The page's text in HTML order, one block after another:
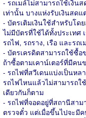
- รถเมล์ไม่สามารถใช้เงิน
เท่านั้น บางแห่งรับเงินสด
- บัตรเติมเงินใช้สำหรับโด
ไม่มีบัตรที่ใช้ได้ทั้งประเท
รถไฟ, รถราง, เรือ และรถ
- บัตรเครดิตสามารถใช้ซื้
ถ้าซื้อตามเคาน์เตอร์ที่มีคน
- รถไฟที่สวีเดนแบ่งเป็นห
รถไฟไหนแล้วไม่สามารถ
เดียวกันก็ตาม
- รถไฟที่จอดอยู่ที่สถานีสาม
ตรวจตั๋ว แต่เมื่อขึ้นไปจะมี